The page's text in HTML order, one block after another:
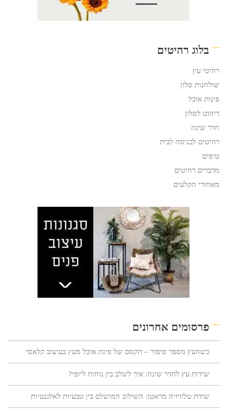
בלוג רהיטים
רהיטי עץ
שולחנות סלון
פינות אוכל
ריהוט לסלון
חדר שינה
רהיטים לכניסה לבית
טיפים
מדברים רהיטים
מאחורי הקלעים
פרסומים אחרונים
כשהעץ מספר סיפור – הקסם של פינת אוכל מעץ בעיצוב קלאסי
שידות עץ לחדר שינה: איך לשלב בין נוחות ליופי?
שידת טלוויזיה מראטן: השילוב המושלם בין טבעיות לאלגנטיות